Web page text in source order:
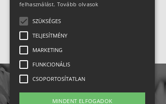
felhasználást. Tovább olvasok
SZÜKSÉGES
TELJESÍTMÉNY
MARKETING
FUNKCIONÁLIS
CSOPORTOSÍTATLAN
MINDENT ELFOGADOK